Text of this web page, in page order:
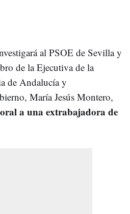
al PSOE de Sevilla y
de la Ejecutiva de la
de Andalucía y
María Jesús Montero,
a una extrabajadora de